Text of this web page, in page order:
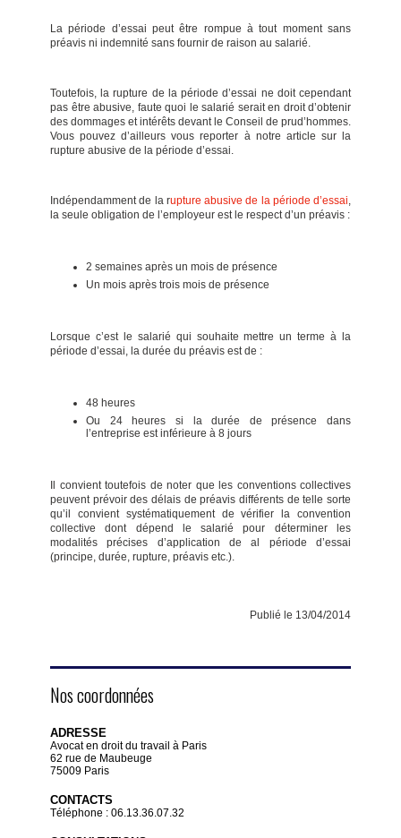
La période d’essai peut être rompue à tout moment sans
préavis ni indemnité sans fournir de raison au salarié.
Toutefois, la rupture de la période d’essai ne doit cependant
pas être abusive, faute quoi le salarié serait en droit d’obtenir
des dommages et intérêts devant le Conseil de prud’hommes.
Vous pouvez d’ailleurs vous reporter à notre article sur la
rupture abusive de la période d’essai.
Indépendamment de la rupture abusive de la période d’essai,
la seule obligation de l’employeur est le respect d’un préavis :
2 semaines après un mois de présence
Un mois après trois mois de présence
Lorsque c’est le salarié qui souhaite mettre un terme à la
période d’essai, la durée du préavis est de :
48 heures
Ou 24 heures si la durée de présence dans
l’entreprise est inférieure à 8 jours
Il convient toutefois de noter que les conventions collectives
peuvent prévoir des délais de préavis différents de telle sorte
qu’il convient systématiquement de vérifier la convention
collective dont dépend le salarié pour déterminer les
modalités précises d’application de al période d’essai
(principe, durée, rupture, préavis etc.).
Publié le 13/04/2014
Nos coordonnées
ADRESSE
Avocat en droit du travail à Paris
62 rue de Maubeuge
75009 Paris
CONTACTS
Téléphone : 06.13.36.07.32